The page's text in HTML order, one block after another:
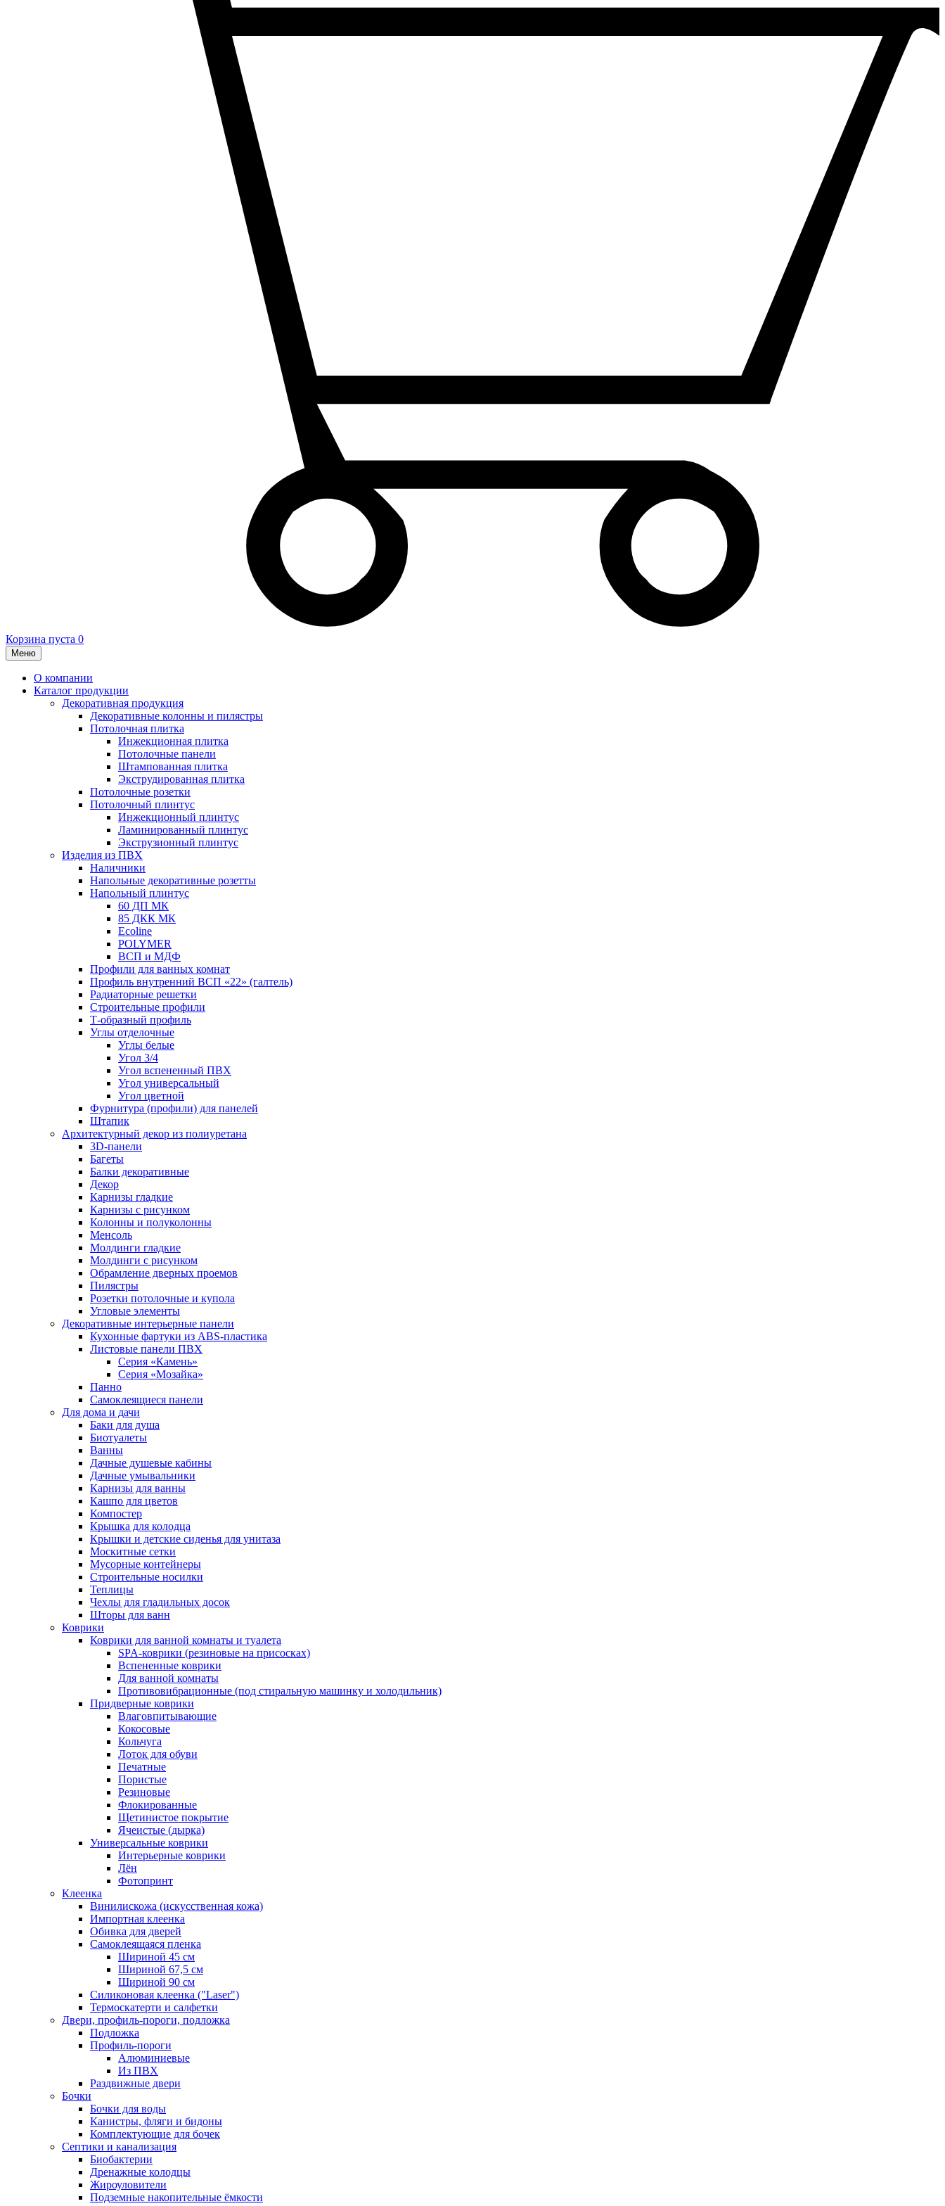
Корзина пуста 0
Меню
О компании
Каталог продукции
Декоративная продукция
Декоративные колонны и пилястры
Потолочная плитка
Инжекционная плитка
Потолочные панели
Штампованная плитка
Экструдированная плитка
Потолочные розетки
Потолочный плинтус
Инжекционный плинтус
Ламинированный плинтус
Экструзионный плинтус
Изделия из ПВХ
Наличники
Напольные декоративные розетты
Напольный плинтус
60 ДП МК
85 ДКК МК
Ecoline
POLYMER
ВСП и МДФ
Профили для ванных комнат
Профиль внутренний ВСП «22» (галтель)
Радиаторные решетки
Строительные профили
Т-образный профиль
Углы отделочные
Углы белые
Угол 3/4
Угол вспененный ПВХ
Угол универсальный
Угол цветной
Фурнитура (профили) для панелей
Штапик
Архитектурный декор из полиуретана
3D-панели
Багеты
Балки декоративные
Декор
Карнизы гладкие
Карнизы с рисунком
Колонны и полуколонны
Менсоль
Молдинги гладкие
Молдинги с рисунком
Обрамление дверных проемов
Пилястры
Розетки потолочные и купола
Угловые элементы
Декоративные интерьерные панели
Кухонные фартуки из ABS-пластика
Листовые панели ПВХ
Серия «Камень»
Серия «Мозайка»
Панно
Самоклеящиеся панели
Для дома и дачи
Баки для душа
Биотуалеты
Ванны
Дачные душевые кабины
Дачные умывальники
Карнизы для ванны
Кашпо для цветов
Компостер
Крышка для колодца
Крышки и детские сиденья для унитаза
Москитные сетки
Мусорные контейнеры
Строительные носилки
Теплицы
Чехлы для гладильных досок
Шторы для ванн
Коврики
Коврики для ванной комнаты и туалета
SPA-коврики (резиновые на присосках)
Вспененные коврики
Для ванной комнаты
Противовибрационные (под стиральную машинку и холодильник)
Придверные коврики
Влаговпитывающие
Кокосовые
Кольчуга
Лоток для обуви
Печатные
Пористые
Резиновые
Флокированные
Щетинистое покрытие
Ячеистые (дырка)
Универсальные коврики
Интерьерные коврики
Лён
Фотопринт
Клеенка
Винилискожа (искусственная кожа)
Импортная клеенка
Обивка для дверей
Самоклеящаяся пленка
Шириной 45 см
Шириной 67,5 см
Шириной 90 см
Силиконовая клеенка ("Laser")
Термоскатерти и салфетки
Двери, профиль-пороги, подложка
Подложка
Профиль-пороги
Алюминиевые
Из ПВХ
Раздвижные двери
Бочки
Бочки для воды
Канистры, фляги и бидоны
Комплектующие для бочек
Септики и канализация
Биобактерии
Дренажные колодцы
Жироуловители
Подземные накопительные ёмкости